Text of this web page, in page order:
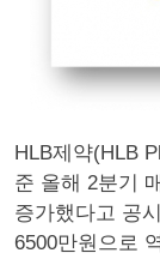
HLB제약(HLB
준 올해 2분기
증가했다고 공
6500만원으로